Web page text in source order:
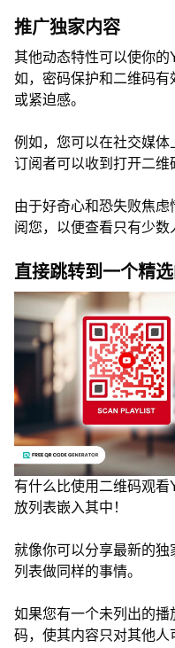
推广独家内容
其他动态特性可以使你的
如，密码保护和二维码
或紧迫感。
例如，您可以在社交媒
订阅者可以收到打开二维
由于好奇心和恐失败焦
阅您，以便查看只有少数
直接跳转到一个精
有什么比使用二维码观
放列表嵌入其中！
就像你可以分享最新的
列表做同样的事情。
如果您有一个未列出的
码，使其内容只对其他